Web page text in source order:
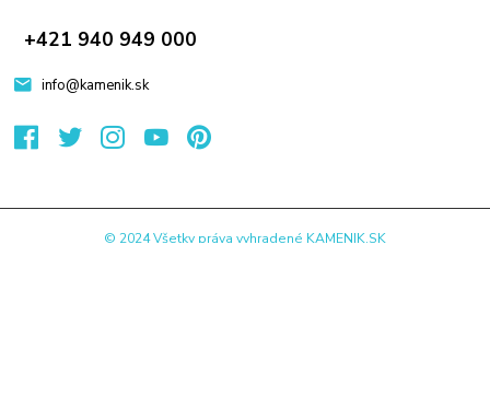
+421 940 949 000
info@kamenik.sk
© 2024 Všetky práva vyhradené KAMENIK.SK